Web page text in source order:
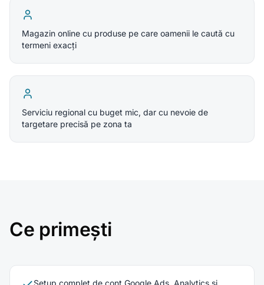
Magazin online cu produse pe care oamenii le caută cu
termeni exacți
Serviciu regional cu buget mic, dar cu nevoie de
targetare precisă pe zona ta
Ce primești
Setup complet de cont Google Ads, Analytics și